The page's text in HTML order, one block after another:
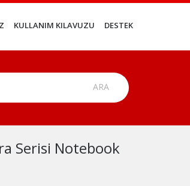
KULLANIM KILAVUZU DESTEK
Serisi Notebook